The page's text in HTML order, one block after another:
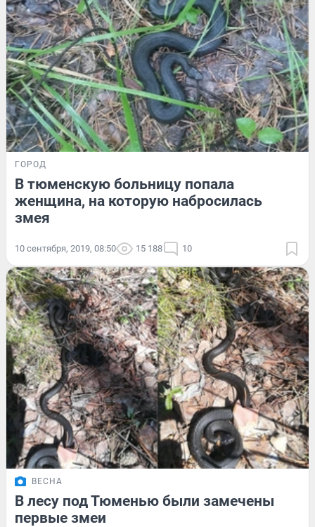
ГОРОД
В тюменскую больницу попала
женщина, на которую набросилась
змея
10 сентября, 2019, 08:50 15 188 10
ВЕСНА
В лесу под Тюменью были замечены
первые змеи